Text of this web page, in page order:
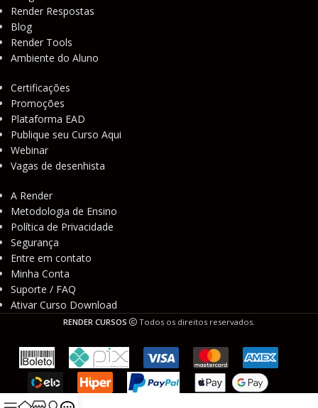
Render Respostas
Blog
Render Tools
Ambiente do Aluno
Certificações
Promoções
Plataforma EAD
Publique seu Curso Aqui
Webinar
Vagas de desenhista
A Render
Metodologia de Ensino
Política de Privacidade
Segurança
Entre em contato
Minha Conta
Suporte / FAQ
Ativar Curso Download
RENDER CURSOS Todos os direitos reservados.